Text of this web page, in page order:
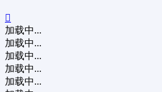
加载中...
加载中...
加载中...
加载中...
加载中...